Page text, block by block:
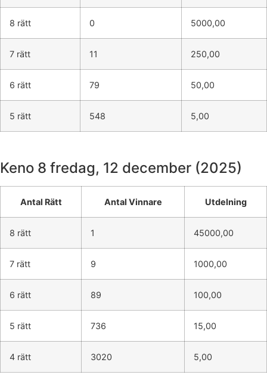
8 rätt 0 5000,00
7 rätt 11 250,00
6 rätt 79 50,00
5 rätt 548 5,00
Keno 8 fredag, 12 december (2025)
Antal Rätt Antal Vinnare Utdelning
8 rätt 1 45000,00
7 rätt 9 1000,00
6 rätt 89 100,00
5 rätt 736 15,00
4 rätt 3020 5,00